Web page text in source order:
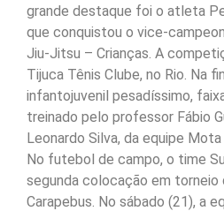
grande destaque foi o atleta
que conquistou o vice-
Jiu-Jitsu – Crianças. A
Tijuca Tênis Clube, no Rio. Na
infantojuvenil pesadíssimo,
treinado pelo professor Fábio
Leonardo Silva, da equipe
No futebol de campo, o time
segunda colocação em torneio
Carapebus. No sábado (21), a